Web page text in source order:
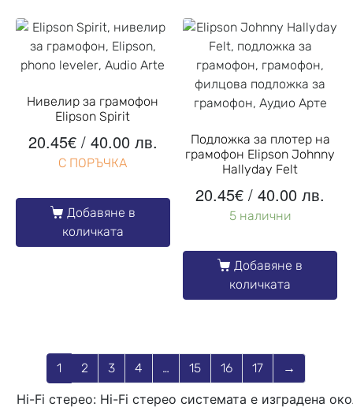
Нивелир за грамофон
Elipson Spirit
20.45€/ 40.00 лв.
С ПОРЪЧКА
Добавяне в
количката
Подложка за плотер на
грамофон Elipson Johnny
Hallyday Felt
20.45€ / 40.00 лв.
5 налични
Добавяне в
количката
1 2 3 4 … 15 16 17 →
Hi-Fi стерео: Hi-Fi стерео системата е изградена